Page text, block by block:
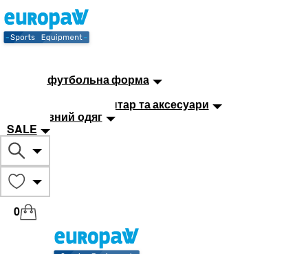
Дитяча футбольна форма
Тренувальний інвентар та аксесуари
Спортивний одяг
SALE
0